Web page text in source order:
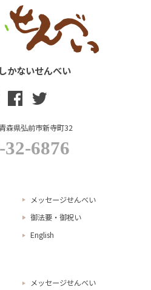
かないせんべい
森県弘前市新寺町32
32-6876
メッセージせんべい
御法要・御祝い
English
メッセージせんべい